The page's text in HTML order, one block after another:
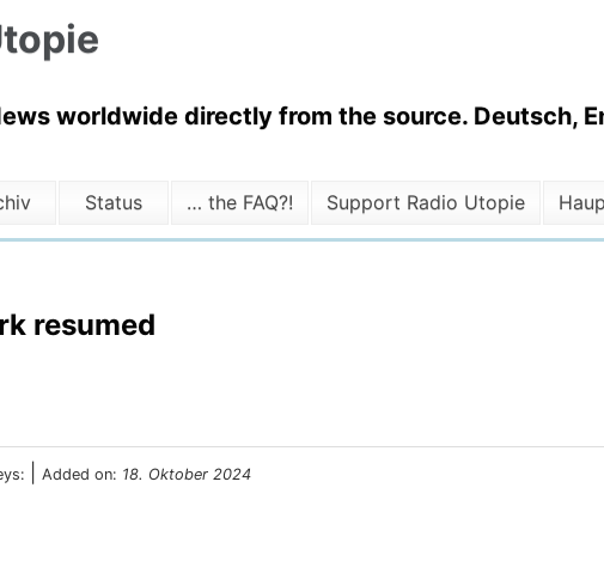
worldwide directly from the source. Deutsch,
Status … the FAQ?! Support Radio Utopie
resumed
Added on: 18. Oktober 2024